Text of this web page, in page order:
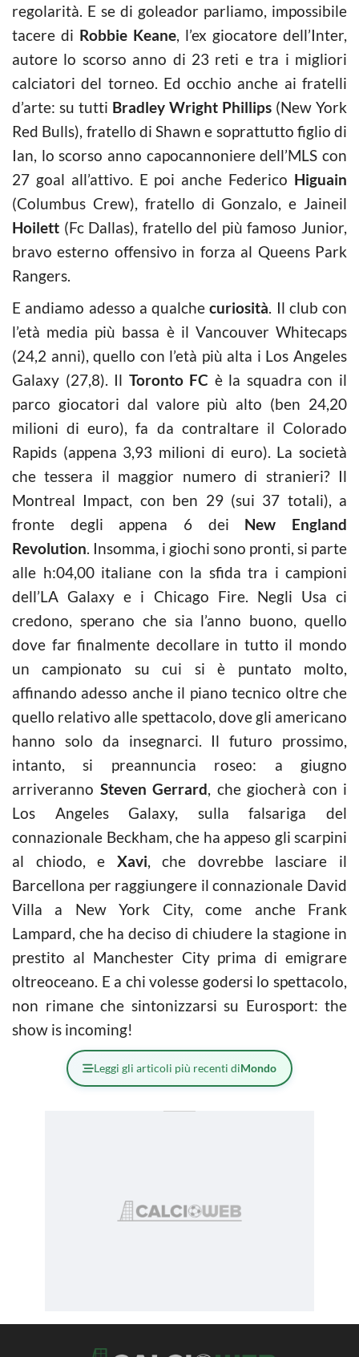
regolarità. E se di goleador parliamo, impossibile
tacere di Robbie Keane, l’ex giocatore dell’Inter,
autore lo scorso anno di 23 reti e tra i migliori
calciatori del torneo. Ed occhio anche ai fratelli
d’arte: su tutti Bradley Wright Phillips (New York
Red Bulls), fratello di Shawn e soprattutto figlio di
Ian, lo scorso anno capocannoniere dell’MLS con
27 goal all’attivo. E poi anche Federico Higuain
(Columbus Crew), fratello di Gonzalo, e Jaineil
Hoilett (Fc Dallas), fratello del più famoso Junior,
bravo esterno offensivo in forza al Queens Park
Rangers.
E andiamo adesso a qualchecuriosità. Il club con
l’età media più bassa è il Vancouver Whitecaps
(24,2 anni), quello con l’età più alta i Los Angeles
Galaxy (27,8). Il Toronto FC è la squadra con il
parco giocatori dal valore più alto (ben 24,20
milioni di euro), fa da contraltare il Colorado
Rapids (appena 3,93 milioni di euro). La società
che tessera il maggior numero di stranieri? Il
Montreal Impact, con ben 29 (sui 37 totali), a
fronte degli appena 6 dei New England
Revolution. Insomma, i giochi sono pronti, si parte
alle h:04,00 italiane con la sfida tra i campioni
dell’LA Galaxy e i Chicago Fire. Negli Usa ci
credono, sperano che sia l’anno buono, quello
dove far finalmente decollare in tutto il mondo
un campionato su cui si è puntato molto,
affinando adesso anche il piano tecnico oltre che
quello relativo alle spettacolo, dove gli americano
hanno solo da insegnarci. Il futuro prossimo,
intanto, si preannuncia roseo: a giugno
arriveranno Steven Gerrard, che giocherà con i
Los Angeles Galaxy, sulla falsariga del
connazionale Beckham, che ha appeso gli scarpini
al chiodo, e Xavi, che dovrebbe lasciare il
Barcellona per raggiungere il connazionale David
Villa a New York City, come anche Frank
Lampard, che ha deciso di chiudere la stagione in
prestito al Manchester City prima di emigrare
oltreoceano. E a chi volesse godersi lo spettacolo,
non rimane che sintonizzarsi su Eurosport: the
show is incoming!
Leggi gli articoli più recenti diMondo